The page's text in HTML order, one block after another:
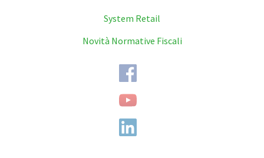
System Retail
Novità Normative Fiscali